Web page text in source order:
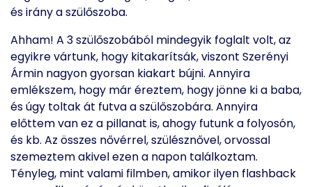
és irány a szülőszoba.
Ahham! A 3 szülőszobából mindegyik foglalt volt, az
egyikre vártunk, hogy kitakarítsák, viszont Szerényi
Ármin nagyon gyorsan kiakart bújni. Annyira
emlékszem, hogy már éreztem, hogy jönne ki a baba,
és úgy toltak át futva a szülőszobára. Annyira
előttem van ez a pillanat is, ahogy futunk a folyosón,
és kb. Az összes nővérrel, szülésznővel, orvossal
szemeztem akivel ezen a napon találkoztam.
Tényleg, mint valami filmben, amikor ilyen flashback